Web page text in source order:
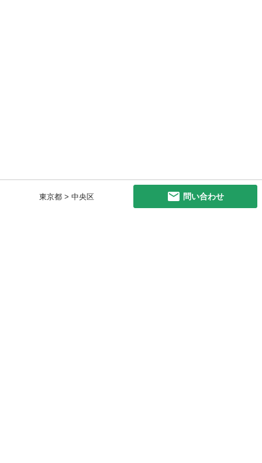
東京都 > 中央区 問い合わせ